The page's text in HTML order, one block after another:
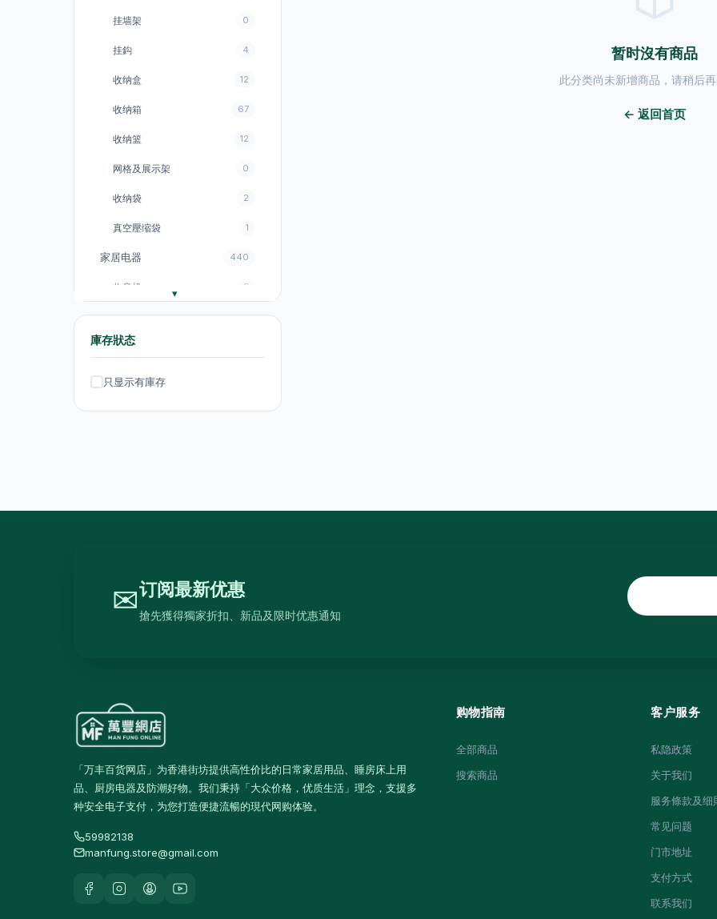
挂墙架 0
挂鈎 4
收纳盒 12
收纳箱 67
收纳篮 12
网格及展示架 0
收纳袋 2
真空壓缩袋 1
家居电器 440
收音机 3
电饭煲 18
风扇
厨房电器
抽湿机 4
熨斗及挂熨机 4
理髮及修剪器
小型生活电器
原箱优惠 - 饮料及饮品 1
茶类饮品
庫存狀态
只显示有庫存
暂时沒有商品
此分类尚未新增商品，请稍后
← 返回首页
✉订阅最新优惠
搶先獲得獨家折扣、新品及限时优惠通知
「万丰百货网店」为香港街坊提供高性价比的日常家居用品、睡房床上用
品、厨房电器及防潮好物。我们秉持「大众价格，优质生活」理念，支援多
种安全电子支付，为您打造便捷流暢的現代网购体验。
59982138
manfung.store@gmail.com
购物指南
全部商品
搜索商品
客户服务
私隐政策
关于我们
服务條款及细
常见问题
门市地址
支付方式
联系我们